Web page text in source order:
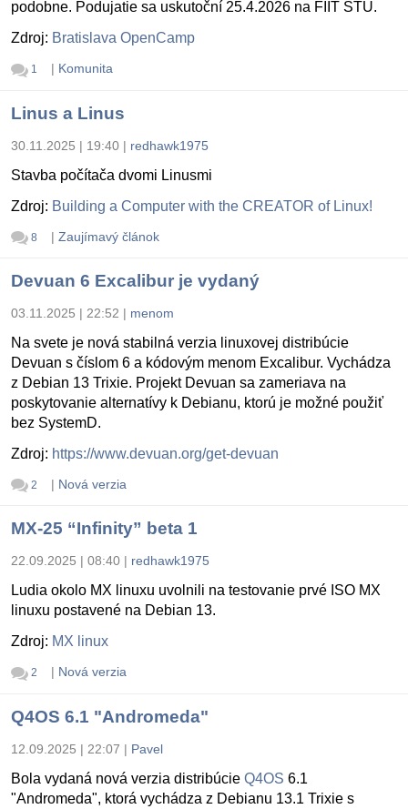
podobne. Podujatie sa uskutoční 25.4.2026 na FIIT STU.
Zdroj: Bratislava OpenCamp
1 | Komunita
Linus a Linus
30.11.2025 | 19:40 | redhawk1975
Stavba počítača dvomi Linusmi
Zdroj: Building a Computer with the CREATOR of Linux!
8 | Zaujímavý článok
Devuan 6 Excalibur je vydaný
03.11.2025 | 22:52 | menom
Na svete je nová stabilná verzia linuxovej distribúcie
Devuan s číslom 6 a kódovým menom Excalibur. Vychádza
z Debian 13 Trixie. Projekt Devuan sa zameriava na
poskytovanie alternatívy k Debianu, ktorú je možné použiť
bez SystemD.
Zdroj: https://www.devuan.org/get-devuan
2 | Nová verzia
MX-25 “Infinity” beta 1
22.09.2025 | 08:40 | redhawk1975
Ludia okolo MX linuxu uvolnili na testovanie prvé ISO MX
linuxu postavené na Debian 13.
Zdroj: MX linux
2 | Nová verzia
Q4OS 6.1 "Andromeda"
12.09.2025 | 22:07 | Pavel
Bola vydaná nová verzia distribúcie Q4OS 6.1
"Andromeda", ktorá vychádza z Debianu 13.1 Trixie s